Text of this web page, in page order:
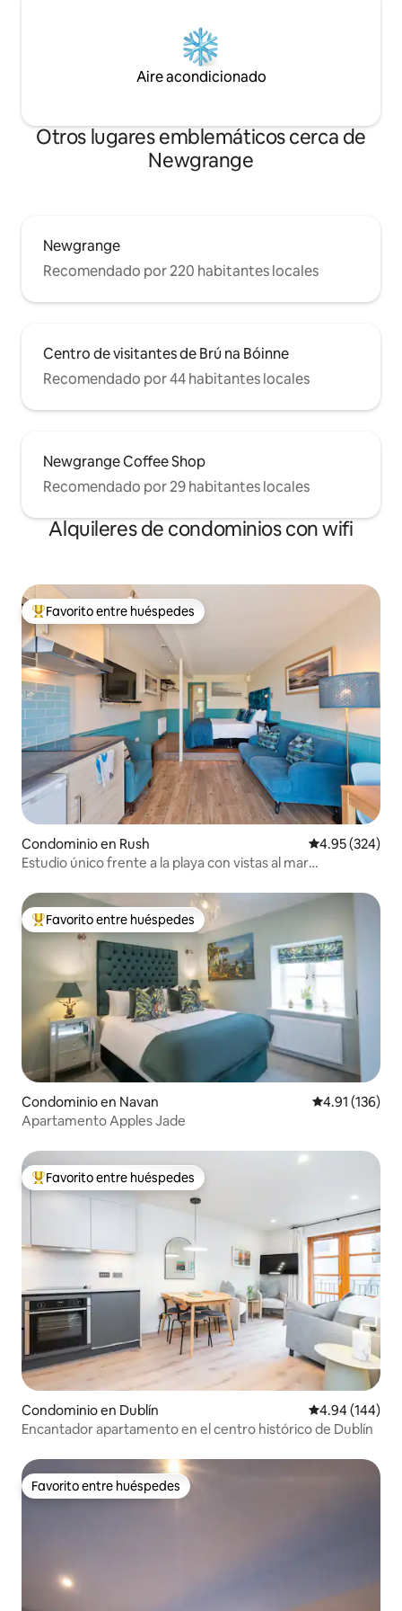
Aire acondicionado
Otros lugares emblemáticos cerca de
Newgrange
Newgrange
Recomendado por 220 habitantes locales
Centro de visitantes de Brú na Bóinne
Recomendado por 44 habitantes locales
Newgrange Coffee Shop
Recomendado por 29 habitantes locales
Alquileres de condominios con wifi
De los mejores en Favorito entre huéspedes
Favorito entre huéspedes
Condominio en Rush Calificación
4.95 (324)
Estudio único frente a la playa con vistas al mar
De los mejores en Favorito entre huéspedes
Favorito entre huéspedes
Condominio en Navan Calificación
4.91 (136)
Apartamento Apples Jade
De los mejores en Favorito entre huéspedes
Favorito entre huéspedes
Condominio en Dublín Calificación
4.94 (144)
Encantador apartamento en el centro histórico de Dublín
Favorito entre huéspedes
Favorito entre huéspedes